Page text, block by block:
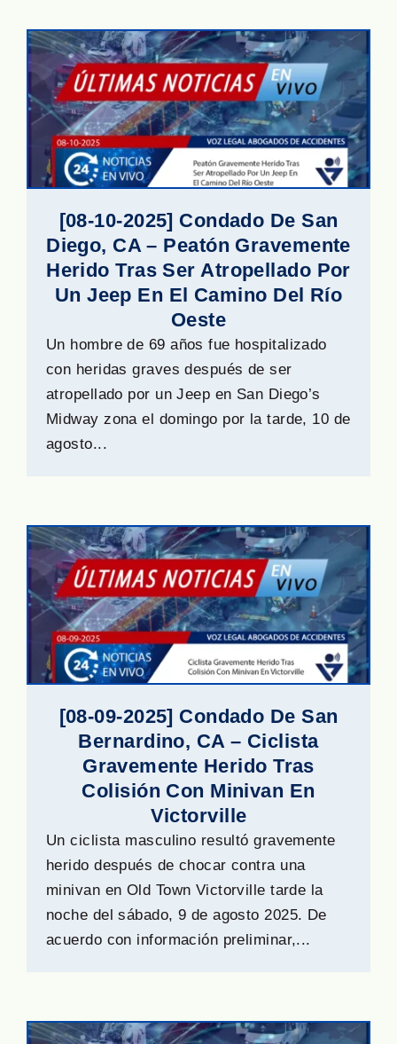
[08-10-2025] Condado De San
Diego, CA – Peatón Gravemente
Herido Tras Ser Atropellado Por
Un Jeep En El Camino Del Río
Oeste
Un hombre de 69 años fue hospitalizado
con heridas graves después de ser
atropellado por un Jeep en San Diego’s
Midway zona el domingo por la tarde, 10 de
agosto...
[08-09-2025] Condado De San
Bernardino, CA – Ciclista
Gravemente Herido Tras
Colisión Con Minivan En
Victorville
Un ciclista masculino resultó gravemente
herido después de chocar contra una
minivan en Old Town Victorville tarde la
noche del sábado, 9 de agosto 2025. De
acuerdo con información preliminar,...